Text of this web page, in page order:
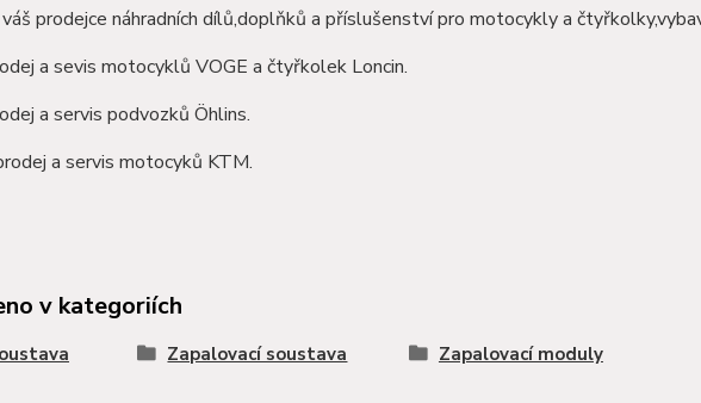
váš prodejce náhradních dílů,doplňků a příslušenství pro motocykly a
a sevis motocyklů VOGE a čtyřkolek Loncin.
a servis podvozků Öhlins.
a servis motocyků KTM.
v kategoriích
Zapalovací soustava Zapalovací moduly